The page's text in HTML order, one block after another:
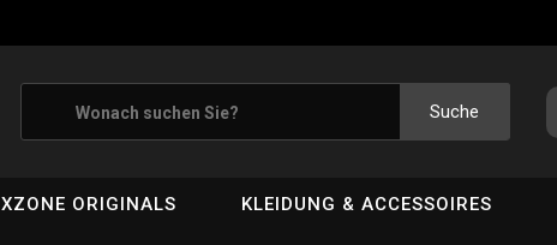
Suche
XZONE ORIGINALS KLEIDUNG & ACCESSOIRES